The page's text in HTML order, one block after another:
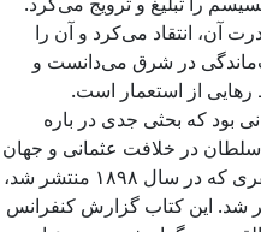
آن، انتقاد می‌کرد و آن را
در شرق می‌دانست و
از استعمار است.
بود که بحثی جدی در باره
در خلافت عثمانی و جهان
عرب را شروع کرد. او در کتاب ام‌القری که در سال ۱۸۹۸ منتشر شد،
شد. این کتاب گزارش کنفرانس